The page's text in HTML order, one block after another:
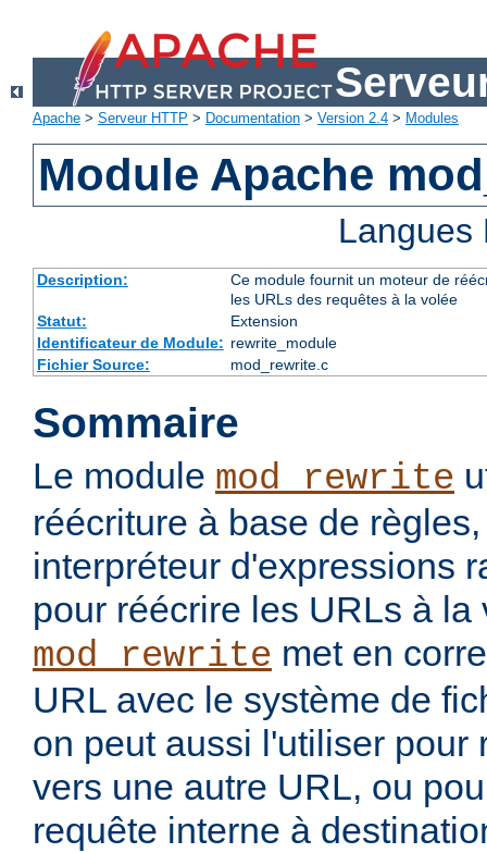
Apache > Serveur HTTP > Documentation > Version 2.4 > Modules
Module Apache
Description:
Ce module fournit un moteur de
les URLs des requêtes à la volée
Statut:
Extension
Identificateur de Module: rewrite_module
Fichier Source:
mod_rewrite.c
Sommaire
Le module mod_rewrite
réécriture à base de
interpréteur d'expressions
pour réécrire les URLs à la
mod_rewrite met en
URL avec le système de
on peut aussi l'utiliser pour
vers une autre URL, ou
requête interne à